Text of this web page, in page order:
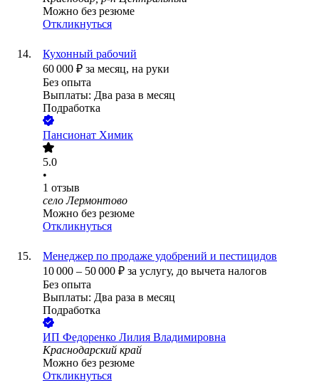
Можно без резюме
Откликнуться
Кухонный рабочий
60 000 ₽ за месяц, на руки
Без опыта
Выплаты: Два раза в месяц
Подработка
Пансионат Химик
5.0
•
1 отзыв
село Лермонтово
Можно без резюме
Откликнуться
Менеджер по продаже удобрений и пестицидов
10 000 – 50 000 ₽ за услугу, до вычета налогов
Без опыта
Выплаты: Два раза в месяц
Подработка
ИП Федоренко Лилия Владимировна
Краснодарский край
Можно без резюме
Откликнуться